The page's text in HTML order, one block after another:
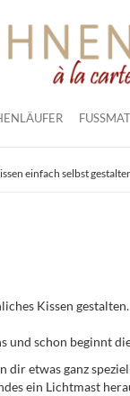
einfach selbst
Kissen gestalten.
und schon beginnt
dir etwas ganz
ein Lichtmast